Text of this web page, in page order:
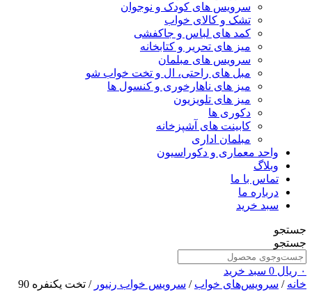
سرویس های کودک و نوجوان
تشک و کالای خواب
کمد های لباس و جاکفشی
میز های تحریر و کتابخانه
سرویس های مبلمان
مبل های راحتی، ال و تخت خواب شو
میز های ناهارخوری و کنسول ها
میز های تلویزیون
دکوری ها
کابینت های آشپزخانه
مبلمان اداری
واحد معماری و دکوراسیون
وبلاگ
تماس با ما
درباره ما
سبد خرید
جستجو
جستجو
۰ ریال 0 سبد خرید
خانه / سرویس‌های خواب / سرویس خواب رنیور
/ تخت یکنفره 90